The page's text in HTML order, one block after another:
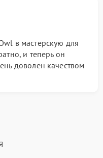
в мастерскую для
и теперь он
доволен качеством